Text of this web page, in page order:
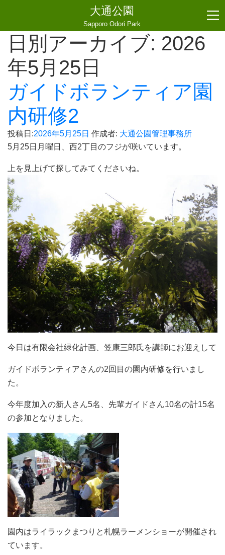
大通公園
Sapporo Odori Park
日別アーカイブ: 2026
年5月25日
ガイドボランティア園
内研修2
投稿日:2026年5月25日 作成者: 大通公園管理事務所
5月25日月曜日、西2丁目のフジが咲いています。
上を見上げて探してみてくださいね。
今日は有限会社緑化計画、笠康三郎氏を講師にお迎えして
ガイドボランティアさんの2回目の園内研修を行いまし
た。
今年度加入の新人さん5名、先輩ガイドさん10名の計15名
の参加となりました。
園内はライラックまつりと札幌ラーメンショーが開催され
ています。